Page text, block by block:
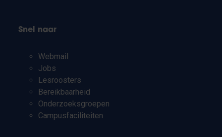
Snel naar
Webmail
Jobs
Lesroosters
Bereikbaarheid
Onderzoeksgroepen
Campusfaciliteiten